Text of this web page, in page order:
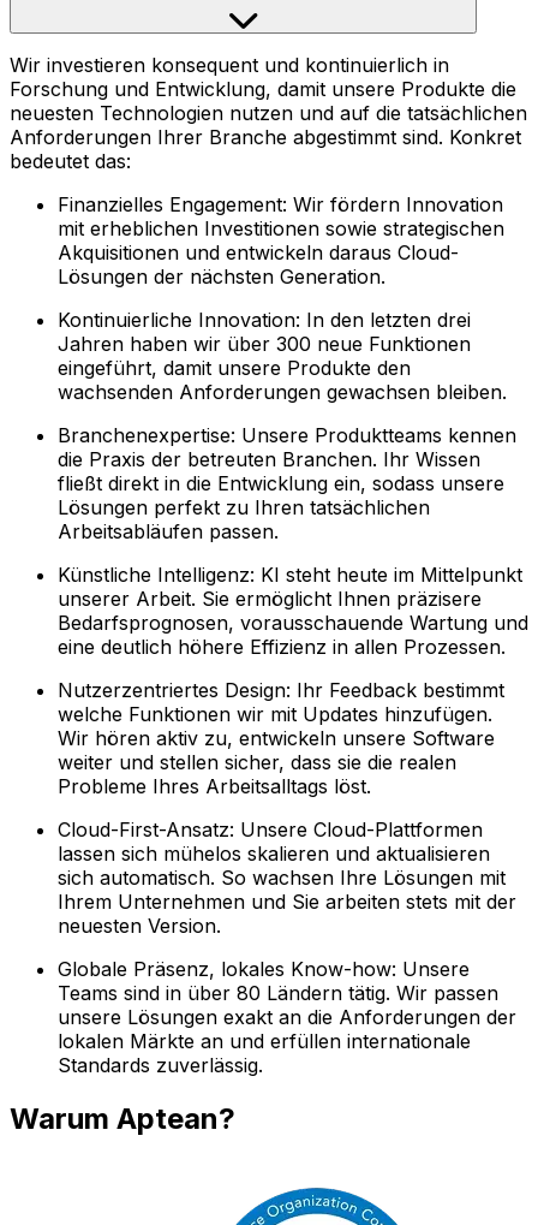
Wir investieren konsequent und kontinuierlich in
Forschung und Entwicklung, damit unsere Produkte die
neuesten Technologien nutzen und auf die tatsächlichen
Anforderungen Ihrer Branche abgestimmt sind. Konkret
bedeutet das:
Finanzielles Engagement: Wir fördern Innovation
mit erheblichen Investitionen sowie strategischen
Akquisitionen und entwickeln daraus Cloud-
Lösungen der nächsten Generation.
Kontinuierliche Innovation: In den letzten drei
Jahren haben wir über 300 neue Funktionen
eingeführt, damit unsere Produkte den
wachsenden Anforderungen gewachsen bleiben.
Branchenexpertise: Unsere Produktteams kennen
die Praxis der betreuten Branchen. Ihr Wissen
fließt direkt in die Entwicklung ein, sodass unsere
Lösungen perfekt zu Ihren tatsächlichen
Arbeitsabläufen passen.
Künstliche Intelligenz: KI steht heute im Mittelpunkt
unserer Arbeit. Sie ermöglicht Ihnen präzisere
Bedarfsprognosen, vorausschauende Wartung und
eine deutlich höhere Effizienz in allen Prozessen.
Nutzerzentriertes Design: Ihr Feedback bestimmt
welche Funktionen wir mit Updates hinzufügen.
Wir hören aktiv zu, entwickeln unsere Software
weiter und stellen sicher, dass sie die realen
Probleme Ihres Arbeitsalltags löst.
Cloud-First-Ansatz: Unsere Cloud-Plattformen
lassen sich mühelos skalieren und aktualisieren
sich automatisch. So wachsen Ihre Lösungen mit
Ihrem Unternehmen und Sie arbeiten stets mit der
neuesten Version.
Globale Präsenz, lokales Know-how: Unsere
Teams sind in über 80 Ländern tätig. Wir passen
unsere Lösungen exakt an die Anforderungen der
lokalen Märkte an und erfüllen internationale
Standards zuverlässig.
Warum Aptean?